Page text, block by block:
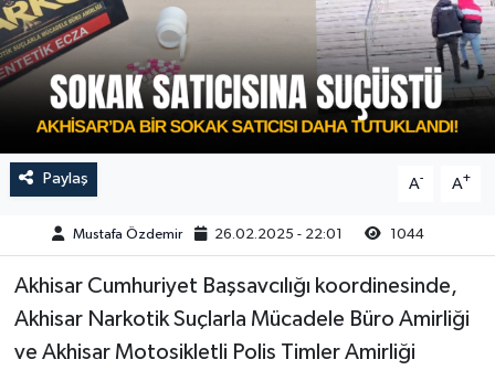
Paylaş A- A+
Mustafa Özdemir 26.02.2025 - 22:01 1044
Akhisar Cumhuriyet Başsavcılığı koordinesinde,
Akhisar Narkotik Suçlarla Mücadele Büro Amirliği
ve Akhisar Motosikletli Polis Timler Amirliği
Ülke
Etiketler
Dünya
Yaşam
Kadın
Akhisar Emlak